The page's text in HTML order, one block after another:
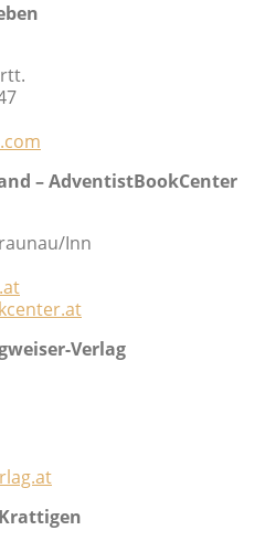
– AdventistBookCenter
Inn
Verlag